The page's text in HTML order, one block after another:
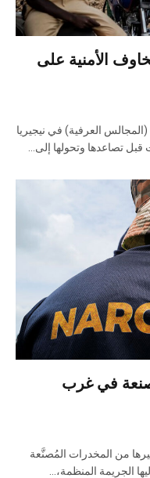
الأمنية على
العرفية) في نيجيريا
تصاعدها وتحولها إلى…
في غرب
من المخدرات المُصنَّعة
الجريمة المنظمة،…